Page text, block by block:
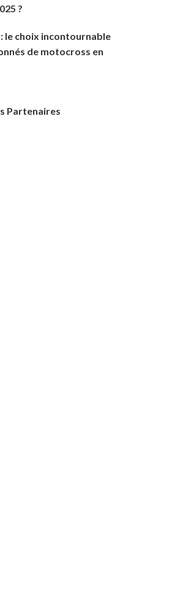
?
le choix incontournable
de motocross en
Partenaires